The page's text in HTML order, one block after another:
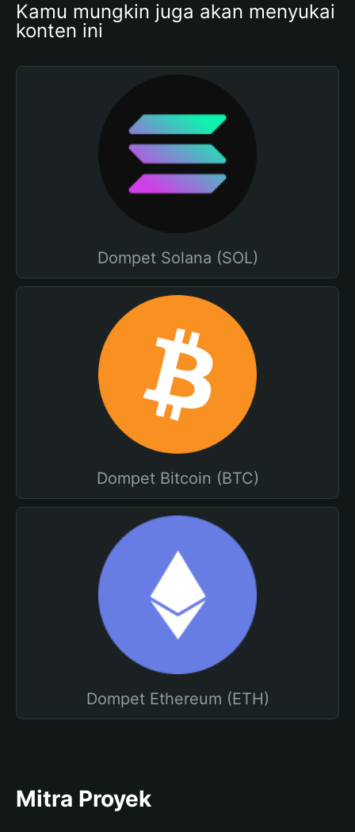
Kamu mungkin juga akan menyukai
konten ini
Dompet Solana (SOL)
Dompet Bitcoin (BTC)
Dompet Ethereum (ETH)
Mitra Proyek